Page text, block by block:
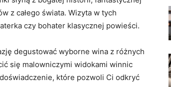
z ⁣całego świata. Wizyta w tych
czy bohater klasycznej​ powieści.
degustować ⁣wyborne ⁣wina⁢ z różnych
się ‍malowniczymi ‌widokami‌ winnic
które pozwoli Ci odkryć